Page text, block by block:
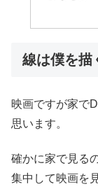
線は僕を描
映画ですが家で
思います。
確かに家で見る
集中して映画を